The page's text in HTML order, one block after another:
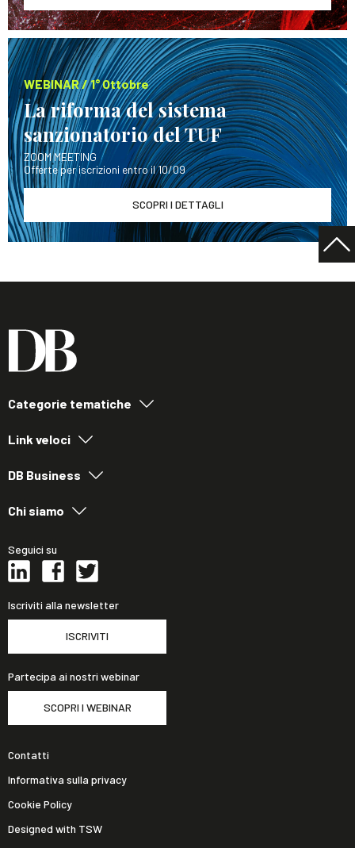
WEBINAR / 1° Ottobre
La riforma del sistema
sanzionatorio del TUF
ZOOM MEETING
Offerte per iscrizioni entro il 10/09
SCOPRI I DETTAGLI
Categorie tematiche
Link veloci
DB Business
Chi siamo
Seguici su
Iscriviti alla newsletter
ISCRIVITI
Partecipa ai nostri webinar
SCOPRI I WEBINAR
Contatti
Informativa sulla privacy
Cookie Policy
Designed with TSW